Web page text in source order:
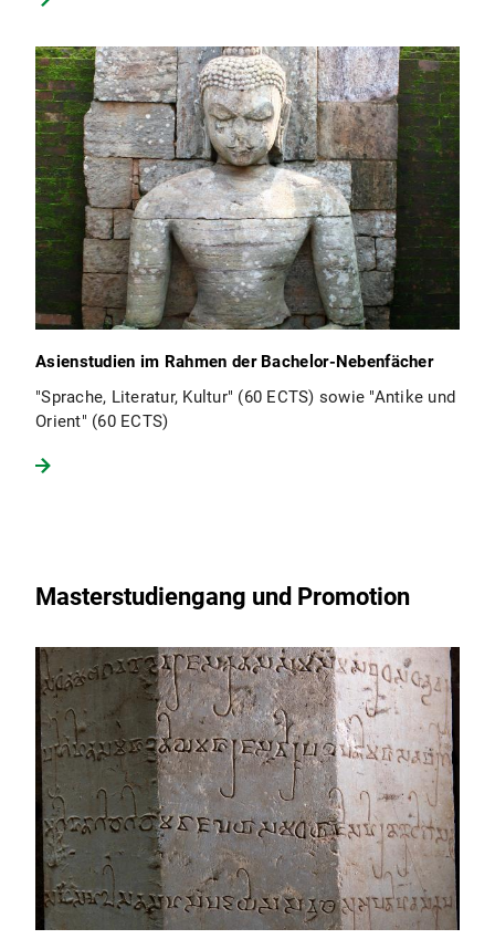
Asienstudien im Rahmen der Bachelor-Nebenfächer
"Sprache, Literatur, Kultur" (60 ECTS) sowie "Antike und
Orient" (60 ECTS)
Masterstudiengang und Promotion